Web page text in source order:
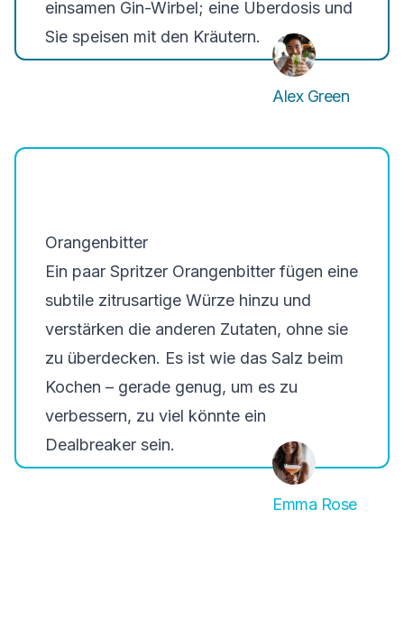
einsamen Gin-Wirbel; eine Überdosis und
Sie speisen mit den Kräutern.
Alex Green
Orangenbitter
Ein paar Spritzer Orangenbitter fügen eine
subtile zitrusartige Würze hinzu und
verstärken die anderen Zutaten, ohne sie
zu überdecken. Es ist wie das Salz beim
Kochen – gerade genug, um es zu
verbessern, zu viel könnte ein
Dealbreaker sein.
Emma Rose